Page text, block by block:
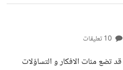
تضع مئات الافكار و التساؤلات